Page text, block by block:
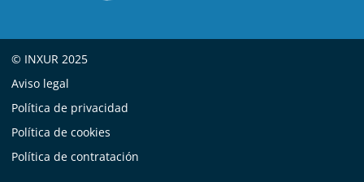
© INXUR 2025
Aviso legal
Política de privacidad
Política de cookies
Política de contratación